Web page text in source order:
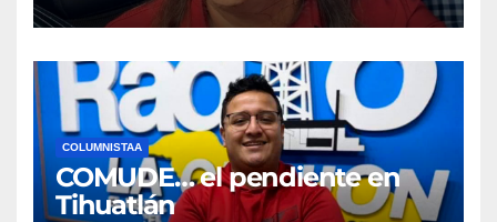
COLUMNISTAA
COMUDE… el pendiente en
Tihuatlán